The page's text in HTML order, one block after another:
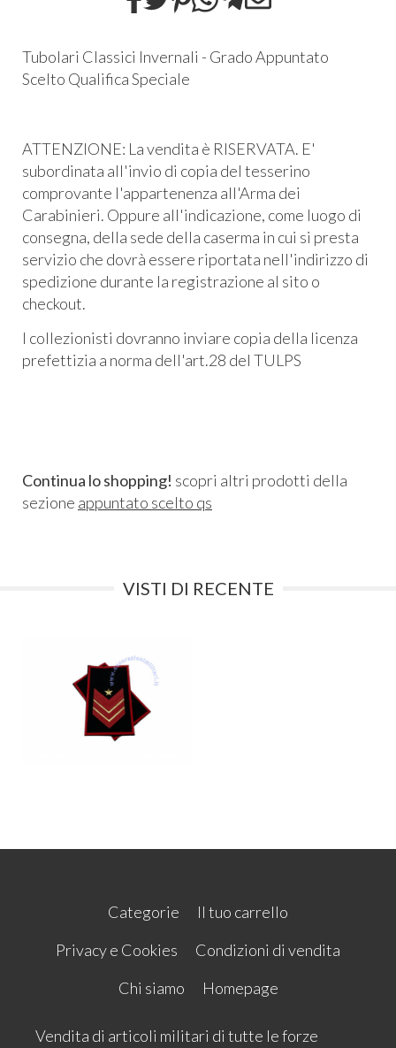
Tubolari Classici Invernali - Grado Appuntato
Scelto Qualifica Speciale
ATTENZIONE: La vendita è RISERVATA. E'
subordinata all'invio di copia del tesserino
comprovante l'appartenenza all'Arma dei
Carabinieri. Oppure all'indicazione, come luogo di
consegna, della sede della caserma in cui si presta
servizio che dovrà essere riportata nell'indirizzo di
spedizione durante la registrazione al sito o
checkout.
I collezionisti dovranno inviare copia della licenza
prefettizia a norma dell'art.28 del TULPS
Continua lo shopping! scopri altri prodotti della
sezione appuntato scelto qs
VISTI DI RECENTE
Categorie
Il tuo carrello
Privacy e Cookies
Condizioni di vendita
Chi siamo
Homepage
Vendita di articoli militari di tutte le forze